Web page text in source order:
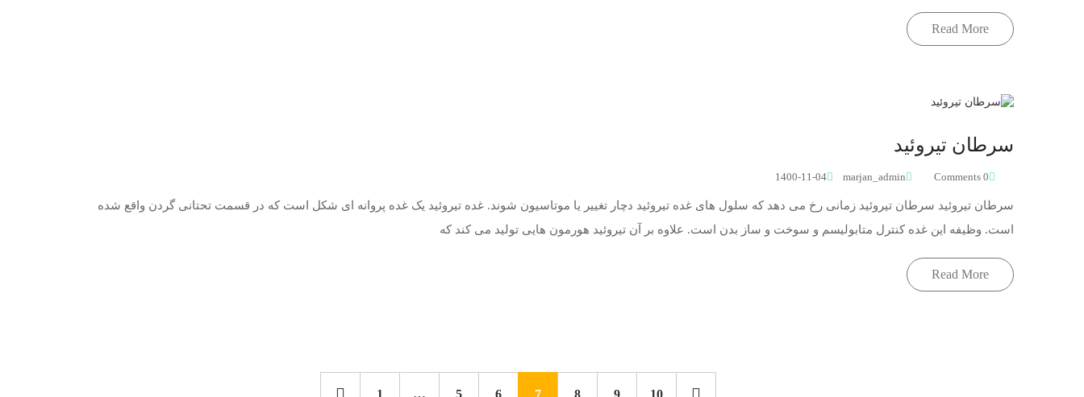
Read More
سرطان تیروئید
0 Comments
marjan_admin
1400-11-04
سرطان تیروئید سرطان تیروئید زمانی رخ می دهد که سلول های غده تیروئید دچار تغییر یا موتاسیون شوند. غده تیروئید یک غده پروانه ای شکل است که در قسمت تحتانی گردن واقع شده
است. وظیفه این غده کنترل متابولیسم و سوخت و ساز بدن است. علاوه بر آن تیروئید هورمون هایی تولید می کند که
Read More
1 … 5 6 7 8 9 10